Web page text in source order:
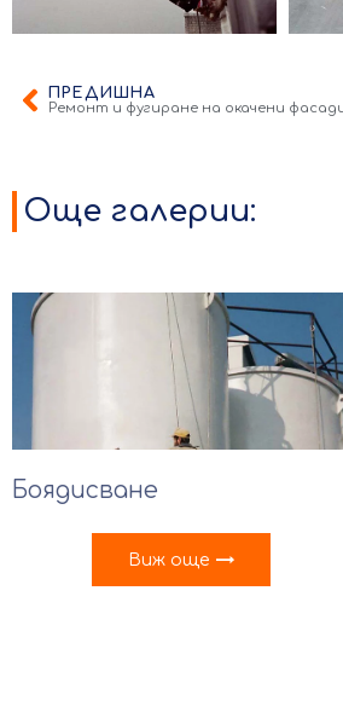
ПРЕДИШНА
Още галерии:
Боядисване
Виж още